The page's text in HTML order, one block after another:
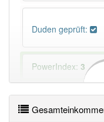
Duden geprüft:
PowerIndex: 3
Häufigkeit: 4 von